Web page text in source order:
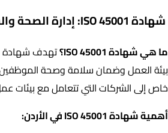
شهادة ISO 45001: إدارة الصحة والسلامة المهنية
ما هي شهادة ISO 45001؟
بيئة العمل وضمان سلامة وصحة
خاص إلى الشركات التي تتعامل مع بيئات
أهمية شهادة ISO 45001 في الأردن: